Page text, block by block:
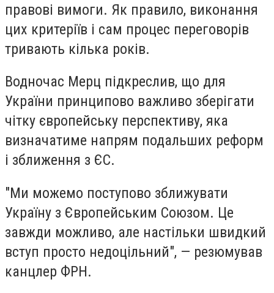
правові вимоги. Як правило, виконання
цих критеріїв і сам процес переговорів
тривають кілька років.
Водночас Мерц підкреслив, що для
України принципово важливо зберігати
чітку європейську перспективу, яка
визначатиме напрям подальших реформ
і зближення з ЄС.
"Ми можемо поступово зближувати
Україну з Європейським Союзом. Це
завжди можливо, але настільки швидкий
вступ просто недоцільний", — резюмував
канцлер ФРН.